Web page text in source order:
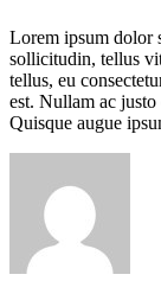
Lorem ipsum dolor
sollicitudin, tellus
tellus, eu
est. Nullam ac
Quisque augue